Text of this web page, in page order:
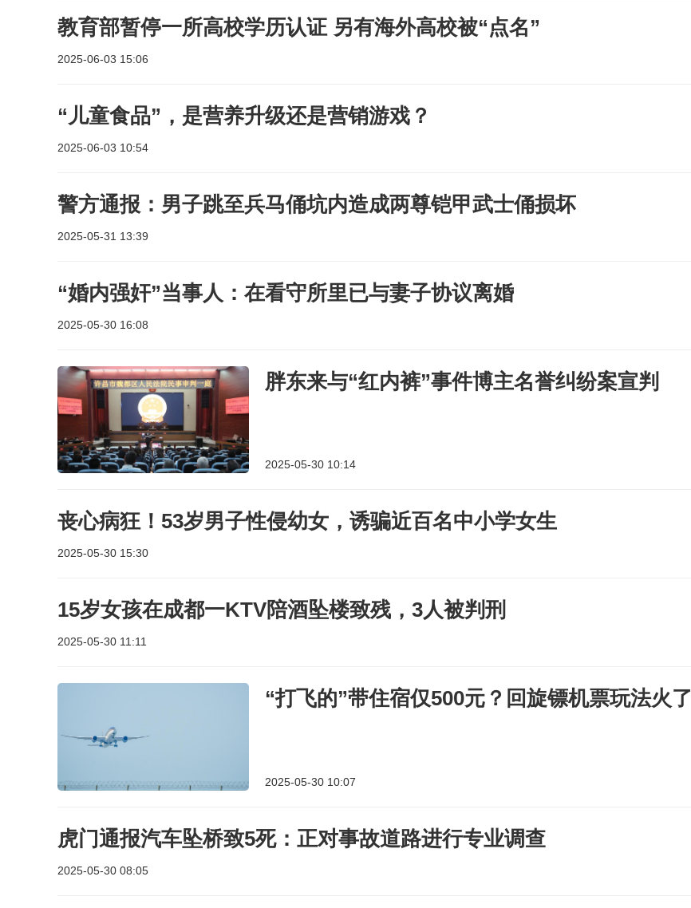
教育部暂停一所高校学历认证 另有海外高校被“点名”
2025-06-03 15:06
“儿童食品”，是营养升级还是营销游戏？
2025-06-03 10:54
警方通报：男子跳至兵马俑坑内造成两尊铠甲武士俑损坏
2025-05-31 13:39
“婚内强奸”当事人：在看守所里已与妻子协议离婚
2025-05-30 16:08
胖东来与“红内裤”事件博主名誉纠纷案宣判
2025-05-30 10:14
丧心病狂！53岁男子性侵幼女，诱骗近百名中小学女生
2025-05-30 15:30
15岁女孩在成都一KTV陪酒坠楼致残，3人被判刑
2025-05-30 11:11
“打飞的”带住宿仅500元？回旋镖机票玩法火了
2025-05-30 10:07
虎门通报汽车坠桥致5死：正对事故道路进行专业调查
2025-05-30 08:05